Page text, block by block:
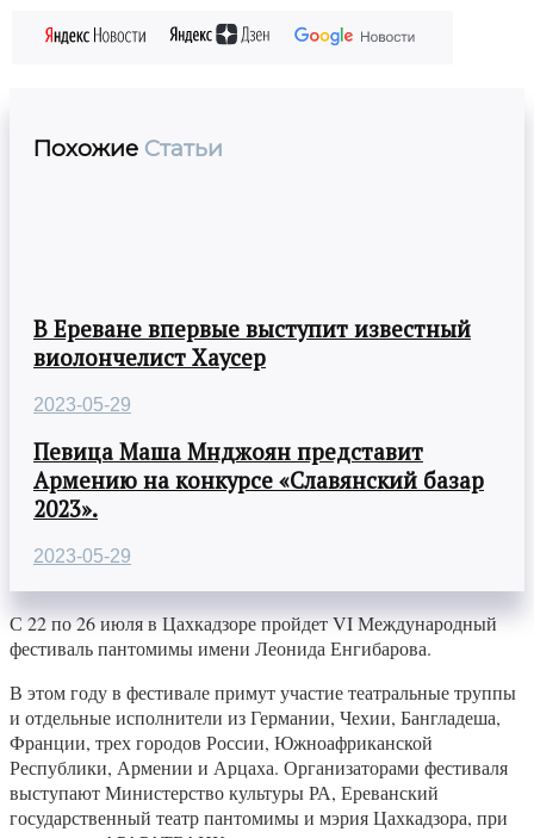
Похожие Статьи
В Ереване впервые выступит известный
виолончелист Хаусер
2023-05-29
Певица Маша Мнджоян представит
Армению на конкурсе «Славянский базар
2023».
2023-05-29
С 22 по 26 июля в Цахкадзоре пройдет VI Международный
фестиваль пантомимы имени Леонида Енгибарова.
В этом году в фестивале примут участие театральные труппы
и отдельные исполнители из Германии, Чехии, Бангладеша,
Франции, трех городов России, Южноафриканской
Республики, Армении и Арцаха. Организаторами фестиваля
выступают Министерство культуры РА, Ереванский
государственный театр пантомимы и мэрия Цахкадзора, при